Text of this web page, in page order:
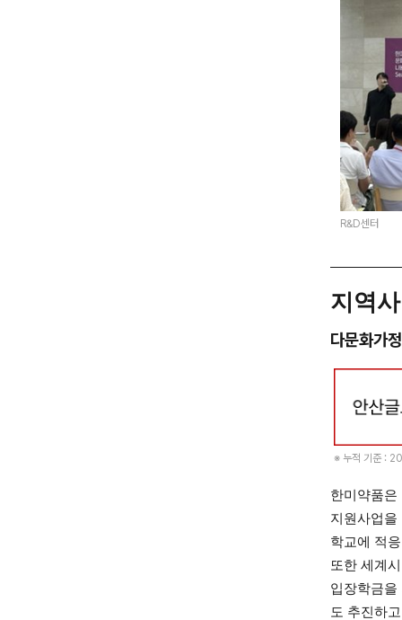
R&D센터
지역
다문화가
※ 누적 기준 :
한미약품은
지원사업을
학교에 적
또한 세계
입장학금을
도 추진하